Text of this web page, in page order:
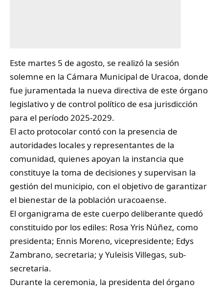
Este martes 5 de agosto, se realizó la sesión
solemne en la Cámara Municipal de Uracoa, donde
fue juramentada la nueva directiva de este órgano
legislativo y de control político de esa jurisdicción
para el período 2025-2029.
El acto protocolar contó con la presencia de
autoridades locales y representantes de la
comunidad, quienes apoyan la instancia que
constituye la toma de decisiones y supervisan la
gestión del municipio, con el objetivo de garantizar
el bienestar de la población uracoaense.
El organigrama de este cuerpo deliberante quedó
constituido por los ediles: Rosa Yris Núñez, como
presidenta; Ennis Moreno, vicepresidente; Edys
Zambrano, secretaria; y Yuleisis Villegas, sub-
secretaria.
Durante la ceremonia, la presidenta del órgano